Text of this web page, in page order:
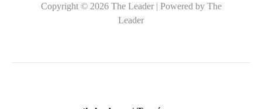
Copyright © 2026 The Leader | Powered by The
Leader